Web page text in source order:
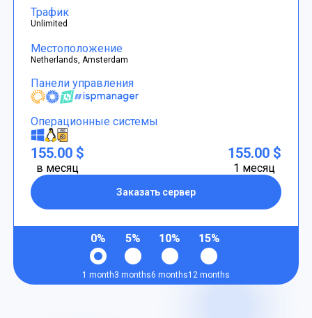
Трафик
Unlimited
Местоположение
Netherlands, Amsterdam
Панели управления
Операционные системы
155.00 $
в месяц
Заказать сервер
155.00 $
1 месяц
0%
1 month
5%
3 months
10%
6 months
15%
12 months